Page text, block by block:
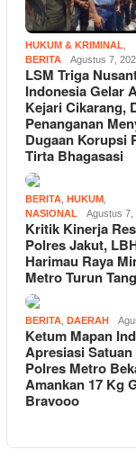
HUKUM & KRIMINAL
BERITA
Agustus 7,
LSM Triga
Indonesia Gelar
Kejari Cikarang,
Penanganan
Dugaan Korupsi
Tirta Bhagasasi
BERITA HUKUM
NASIONAL
Agustus 7,
Kritik Kinerja
Polres Jakut,
Harimau Raya
Metro Turun
BERITA DAERAH
Ketum Mapan
Apresiasi
Polres Metro
Amankan 17 Kg
Bravooo